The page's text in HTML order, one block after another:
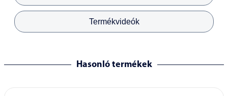
Termékvideók
Hasonló termékek